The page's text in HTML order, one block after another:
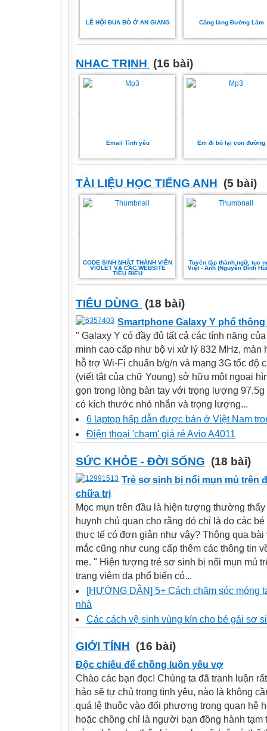
LỄ HỘI ĐUA BÒ Ở AN GIANG Cổng làng Đường Lâm
NHẠC TRỊNH (16 bài)
Email Tình yêu Em đi bỏ lại con đường
TÀI LIỆU HỌC TIẾNG ANH (5 bài)
CODE SINH NHẬT THÀNH VIÊN
VIOLET VÀ CÁC WEBSITE
TIÊU BIỂU
Tuyển tập thành ngữ, tục
Việt - Anh (Nguyễn Đình
TIÊU DÙNG (18 bài)
Smartphone Galaxy Y phổ
" Galaxy Y có đầy đủ tất cả các tính năng
minh cao cấp như bộ vi xử lý 832 MHz, màn
hỗ trợ Wi-Fi chuẩn b/g/n và mạng 3G tốc độ
(viết tắt của chữ Young) sở hữu một ngoại
gọn trong lòng bàn tay với trọng lượng 97,5g
có kích thước nhỏ nhắn và trọng lượng...
6 laptop hấp dẫn được bán ở Việt Nam
Điện thoại 'chạm' giá rẻ Avio A4011
SỨC KHỎE - ĐỜI SỐNG (18 bài)
Trẻ sơ sinh bị nổi mụn mủ trên
chữa trị
Mọc mụn trên đầu là hiện tượng thường
huynh chủ quan cho rằng đó chỉ là do các
thực tế có đơn giản như vậy? Thông qua
mắc cũng như cung cấp thêm các thông tin
mẹ. " Hiện tượng trẻ sơ sinh bị nổi mụn mủ
trạng viêm da phổ biến có...
[HƯỚNG DẪN] 5+ Cách chăm sóc móng
nhà
Các cách vệ sinh vùng kín cho bé gái sơ
GIỚI TÍNH (16 bài)
Độc chiêu để chồng luôn yêu vợ
Chào các bạn đọc! Chúng ta đã tranh luận
hảo sẽ tự chủ trong tình yêu, nào là không
quá lệ thuộc vào đối phương trong quan hệ
hoặc chồng chỉ là người bạn đồng hành